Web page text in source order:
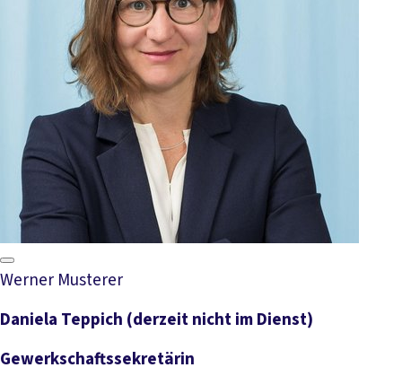
Werner Musterer
Daniela Teppich (derzeit nicht im Dienst)
Gewerkschaftssekretärin